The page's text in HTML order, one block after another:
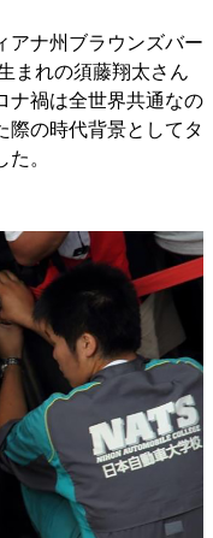
アナ州ブラウンズバー
まれの須藤翔太さん
ナ禍は全世界共通なの
際の時代背景としてタ
。